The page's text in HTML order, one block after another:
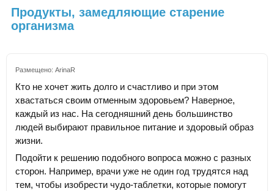
Продукты, замедляющие старение
организма
Размещено: ArinaR
Кто не хочет жить долго и счастливо и при этом
хвастаться своим отменным здоровьем? Наверное,
каждый из нас. На сегодняшний день большинство
людей выбирают правильное питание и здоровый образ
жизни.
Подойти к решению подобного вопроса можно с разных
сторон. Например, врачи уже не один год трудятся над
тем, чтобы изобрести чудо-таблетки, которые помогут